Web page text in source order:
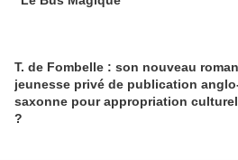
T. de Fombelle : son nouveau roman
jeunesse privé de publication
saxonne pour appropriation
?